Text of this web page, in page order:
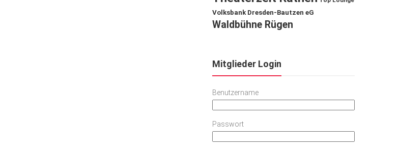
Volksbank Dresden-Bautzen eG
Waldbühne Rügen
Mitglieder Login
Benutzername
Passwort